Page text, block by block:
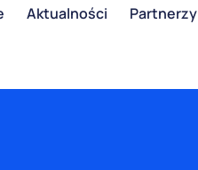
Aktualności Partnerzy